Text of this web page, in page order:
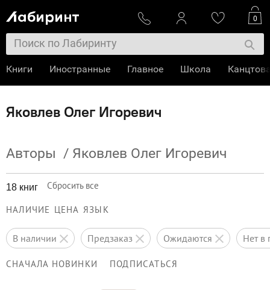
Яковлев Олег Игоревич
Авторы / Яковлев Олег Игоревич
18 книг Сбросить все
НАЛИЧИЕ ЦЕНА ЯЗЫК
в наличии предзаказ ожидаются нет
СНАЧАЛА НОВИНКИ ПОДПИСАТЬСЯ
0
Книги Иностранные Главное Школа